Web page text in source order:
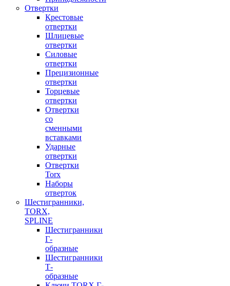
Отвертки
Крестовые
отвертки
Шлицевые
отвертки
Силовые
отвертки
Прецизионные
отвертки
Торцевые
отвертки
Отвертки
со
сменными
вставками
Ударные
отвертки
Отвертки
Torx
Наборы
отверток
Шестигранники,
TORX,
SPLINE
Шестигранники
Г-
образные
Шестигранники
Т-
образные